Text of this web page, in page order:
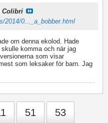
Colibri
2014/0..._a_bobber.html
om denna ekolod. Hade
komma och när jag
som visar
som leksaker för barn. Jag
51 53